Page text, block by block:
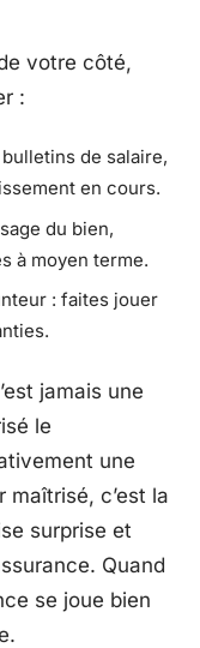
votre côté,
:
de salaire,
en cours.
du bien,
à moyen terme.
: faites jouer
jamais une
le
une
c’est la
surprise et
Quand
se joue bien